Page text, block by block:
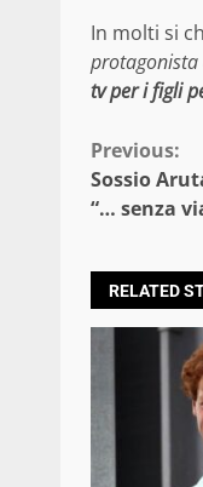
In molti si
tv per i figli
Previous:
Sossio
“… senza
RELATED